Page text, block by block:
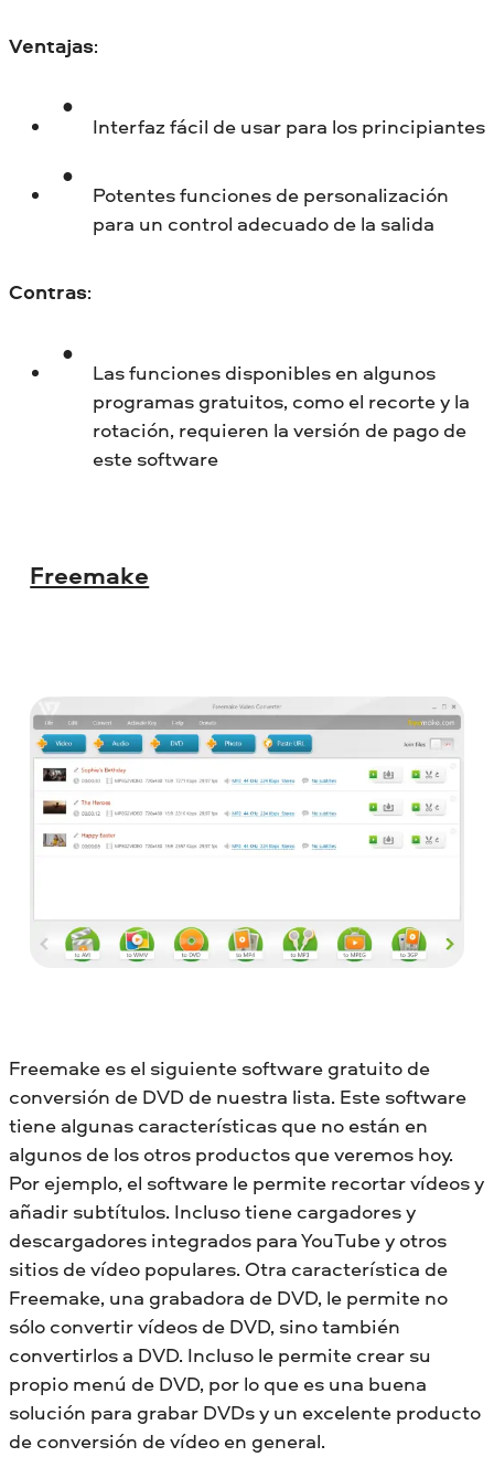
Ventajas:
Interfaz fácil de usar para los principiantes
Potentes funciones de personalización
para un control adecuado de la salida
Contras:
Las funciones disponibles en algunos
programas gratuitos, como el recorte y la
rotación, requieren la versión de pago de
este software
Freemake
Freemake es el siguiente software gratuito de
conversión de DVD de nuestra lista. Este software
tiene algunas características que no están en
algunos de los otros productos que veremos hoy.
Por ejemplo, el software le permite recortar vídeos y
añadir subtítulos. Incluso tiene cargadores y
descargadores integrados para YouTube y otros
sitios de vídeo populares. Otra característica de
Freemake, una grabadora de DVD, le permite no
sólo convertir vídeos de DVD, sino también
convertirlos a DVD. Incluso le permite crear su
propio menú de DVD, por lo que es una buena
solución para grabar DVDs y un excelente producto
de conversión de vídeo en general.